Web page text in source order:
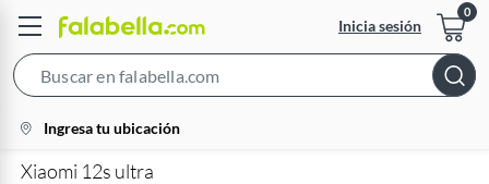
Inicia sesión
Bar
location-
icon
Ingresa tu ubicación
Xiaomi 12s ultra